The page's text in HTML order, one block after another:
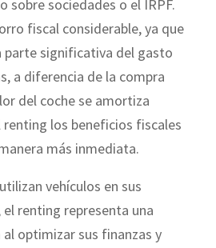
sobre sociedades o el IRPF.
fiscal considerable, ya que
parte significativa del gasto
a diferencia de la compra
del coche se amortiza
los beneficios fiscales
más inmediata.
vehículos en sus
renting representa una
optimizar sus finanzas y